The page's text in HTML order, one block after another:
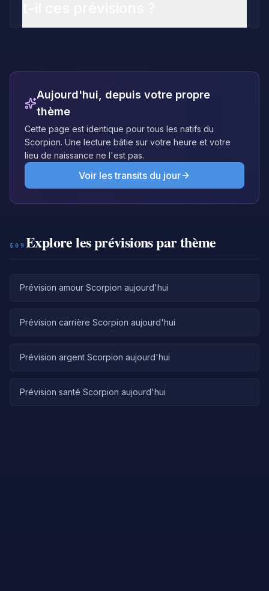
Aujourd'hui, depuis votre propre
thème
Cette page est identique pour tous les natifs du
Scorpion. Une lecture bâtie sur votre heure et votre
lieu de naissance ne l'est pas.
Voir les transits du jour
§09 Explore les prévisions par thème
Prévision amour Scorpion aujourd'hui
Prévision carrière Scorpion aujourd'hui
Prévision argent Scorpion aujourd'hui
Prévision santé Scorpion aujourd'hui